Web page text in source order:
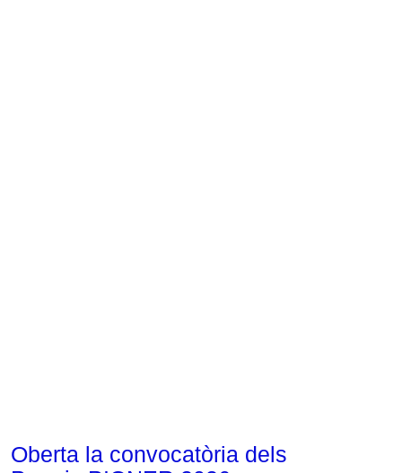
Oberta la convocatòria dels